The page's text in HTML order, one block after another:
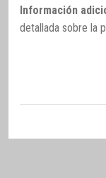
Información
detallada sobre la